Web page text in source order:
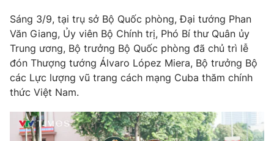
Sản phẩm
Thị trường
Tư vấn
Giao lưu trực tuyến
Lịch phát sóng
Chuyên mục khác
Emagazine Podcast
Sáng 3/9, tại trụ sở Bộ Quốc phòng, Đại tướng Phan
Văn Giang, Ủy viên Bộ Chính trị, Phó Bí thư Quân ủy
Trung ương, Bộ trưởng Bộ Quốc phòng đã chủ trì lễ
đón Thượng tướng Álvaro López Miera, Bộ trưởng Bộ
các Lực lượng vũ trang cách mạng Cuba thăm chính
thức Việt Nam.